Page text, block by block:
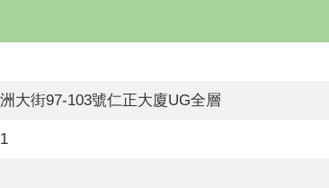
大街97-103號仁正大廈UG全層